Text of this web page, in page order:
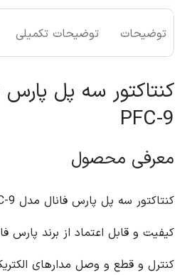
توضیحات توضیحات تکمیلی
کنتاکتور سه پل پارس
PFC-9
معرفی محصول
کیفیت و قابل اعتماد از برند پارس
کنترل و قطع و وصل مدارهای